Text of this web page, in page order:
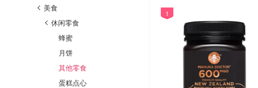
美食
休闲零食
蜂蜜
月饼
其他零食
蛋糕点心
1